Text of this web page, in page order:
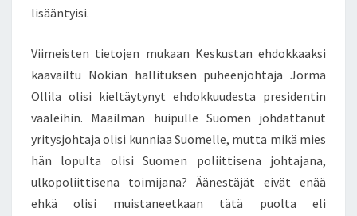
lisääntyisi.
Viimeisten tietojen mukaan Keskustan ehdokkaaksi
kaavailtu Nokian hallituksen puheenjohtaja Jorma
Ollila olisi kieltäytynyt ehdokkuudesta presidentin
vaaleihin. Maailman huipulle Suomen johdattanut
yritysjohtaja olisi kunniaa Suomelle, mutta mikä mies
hän lopulta olisi Suomen poliittisena johtajana,
ulkopoliittisena toimijana? Äänestäjät eivät enää
ehkä olisi muistaneetkaan tätä puolta eli